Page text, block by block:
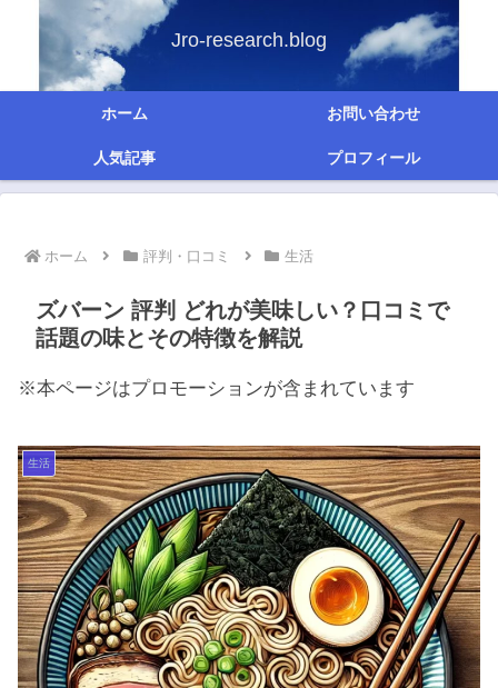
Jro-research.blog
ホーム お問い合わせ
人気記事 プロフィール
ホーム 評判・口コミ 生活
ズバーン 評判 どれが美味しい？口コミで
話題の味とその特徴を解説
※本ページはプロモーションが含まれています
生活